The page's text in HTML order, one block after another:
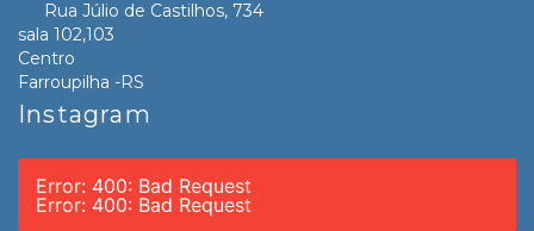
Rua Júlio de Castilhos, 734
sala 102,103
Centro
Farroupilha -RS
Instagram
Error: 400: Bad Request
Error: 400: Bad Request